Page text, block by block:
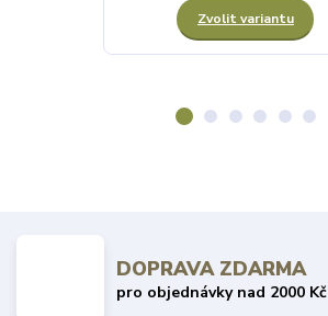
Zvolit variantu
DOPRAVA ZDARMA
pro objednávky nad 2000 Kč